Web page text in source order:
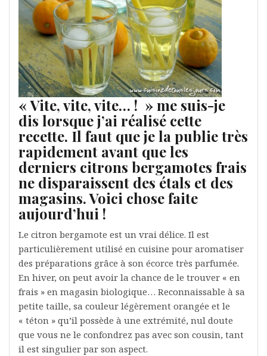
« Vite, vite, vite… ! » me suis-je
dis lorsque j’ai réalisé cette
recette. Il faut que je la publie très
rapidement avant que les
derniers citrons bergamotes frais
ne disparaissent des étals et des
magasins. Voici chose faite
aujourd’hui !
Le citron bergamote est un vrai délice. Il est
particulièrement utilisé en cuisine pour aromatiser
des préparations grâce à son écorce très parfumée.
En hiver, on peut avoir la chance de le trouver « en
frais » en magasin biologique… Reconnaissable à sa
petite taille, sa couleur légèrement orangée et le
« téton » qu’il possède à une extrémité, nul doute
que vous ne le confondrez pas avec son cousin, tant
il est singulier par son aspect.